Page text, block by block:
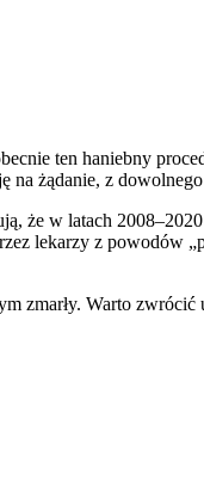
ten haniebny
żądanie, z
że w latach
lekarzy z powodów
zmarły. Warto